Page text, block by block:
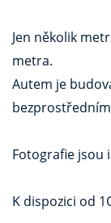
Jen několik
metra.
Autem je
Fotografie jsou
K dispozici od